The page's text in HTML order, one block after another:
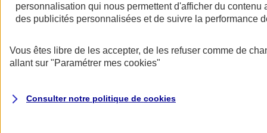
AXA Assurance
personnalisation qui nous permettent d'afficher du contenu
des publicités personnalisées et de suivre la performance
Vous êtes libre de les accepter, de les refuser comme de
allant sur "Paramétrer mes cookies"
Consulter notre politique de cookies